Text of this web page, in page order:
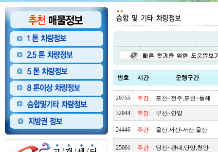
번호 시간 운행구간
29755 주간 포천~전주,포천~동해
32944 주간 부천~안양
24446 주간 울산.서산-서산.울산
25001 주간 당진~관내,단양,천안